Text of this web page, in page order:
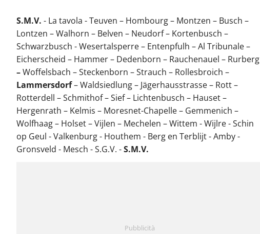
S.M.V. - La tavola - Teuven – Hombourg – Montzen – Busch –
Lontzen – Walhorn – Belven – Neudorf – Kortenbusch –
Schwarzbusch - Wesertalsperre – Entenpfulh – Al Tribunale –
Eicherscheid – Hammer – Dedenborn – Rauchenauel – Rurberg
–Woffelsbach – Steckenborn – Strauch – Rollesbroich –
Lammersdorf– Waldsiedlung – Jägerhausstrasse – Rott –
Rotterdell – Schmithof – Sief – Lichtenbusch – Hauset –
Hergenrath – Kelmis – Moresnet-Chapelle – Gemmenich –
Wolfhaag – Holset – Vijlen – Mechelen – Wittem - Wijlre - Schin
op Geul - Valkenburg - Houthem - Berg en Terblijt - Amby -
Gronsveld - Mesch - S.G.V. -S.M.V.
Pubblicità